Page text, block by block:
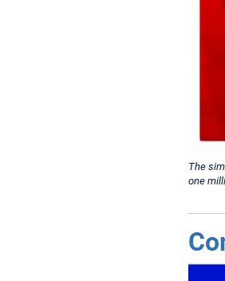
The
one